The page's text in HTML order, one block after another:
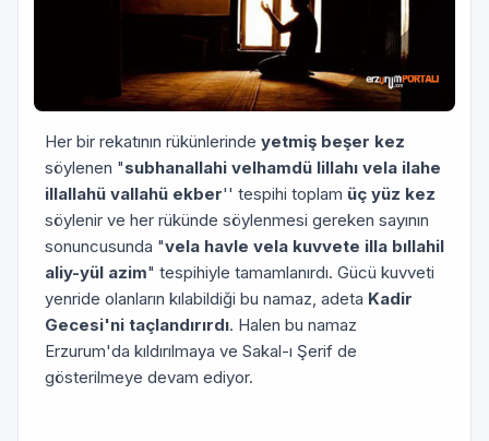
Her bir rekatının rükünlerinde yetmiş beşer kez
söylenen "subhanallahi velhamdü lillahı vela ilahe
illallahü vallahü ekber'' tespihi toplam üç yüz kez
söylenir ve her rükünde söylenmesi gereken sayının
sonuncusunda "vela havle vela kuvvete illa bıllahil
aliy-yül azim" tespihiyle tamamlanırdı. Gücü kuvveti
yenride olan­ların kılabildiği bu namaz, adeta Kadir
Gecesi'ni taçlandırırdı. Halen bu namaz
Erzurum'da kıldırılmaya ve Sakal-ı Şerif de
gösterilmeye devam ediyor.